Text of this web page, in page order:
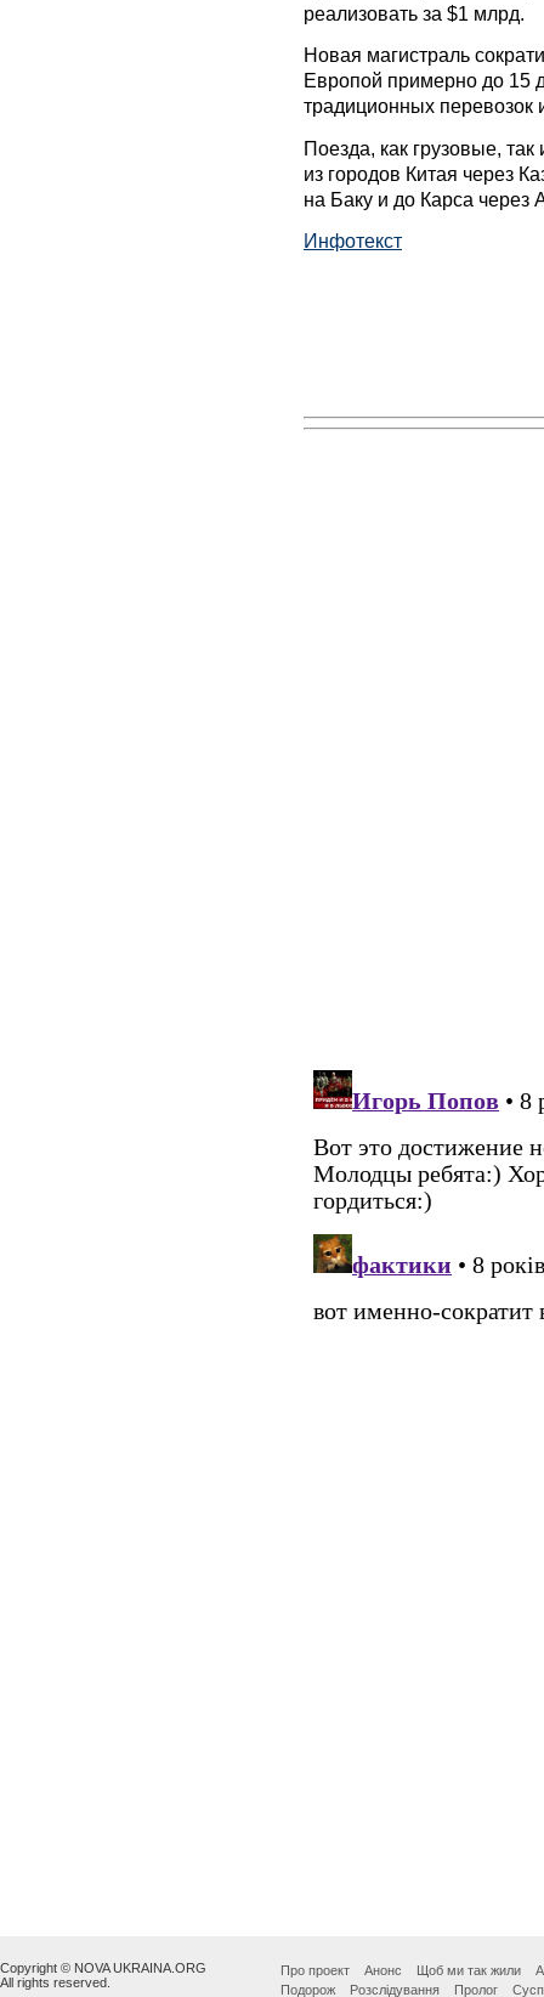
реализовать за $1 млрд.
Новая магистраль
Европой примерно до 15
традиционных перевозок
Поезда, как грузовые,
из городов Китая через
на Баку и до Карса через
Инфотекст
Copyright © NOVA UKRAINA.ORG
All rights reserved.
Про проект Анонс Щоб ми так жили
Подорож
Розслідування Пролог